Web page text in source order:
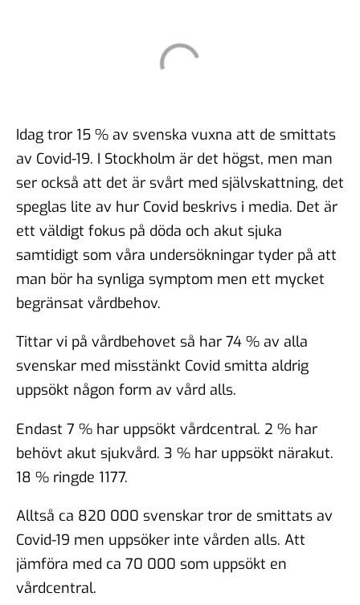
Idag tror 15 % av svenska vuxna att de smittats
av Covid-19. I Stockholm är det högst, men man
ser också att det är svårt med självskattning, det
speglas lite av hur Covid beskrivs i media. Det är
ett väldigt fokus på döda och akut sjuka
samtidigt som våra undersökningar tyder på att
man bör ha synliga symptom men ett mycket
begränsat vårdbehov.
Tittar vi på vårdbehovet så har 74 % av alla
svenskar med misstänkt Covid smitta aldrig
uppsökt någon form av vård alls.
Endast 7 % har uppsökt vårdcentral. 2 % har
behövt akut sjukvård. 3 % har uppsökt närakut.
18 % ringde 1177.
Alltså ca 820 000 svenskar tror de smittats av
Covid-19 men uppsöker inte vården alls. Att
jämföra med ca 70 000 som uppsökt en
vårdcentral.